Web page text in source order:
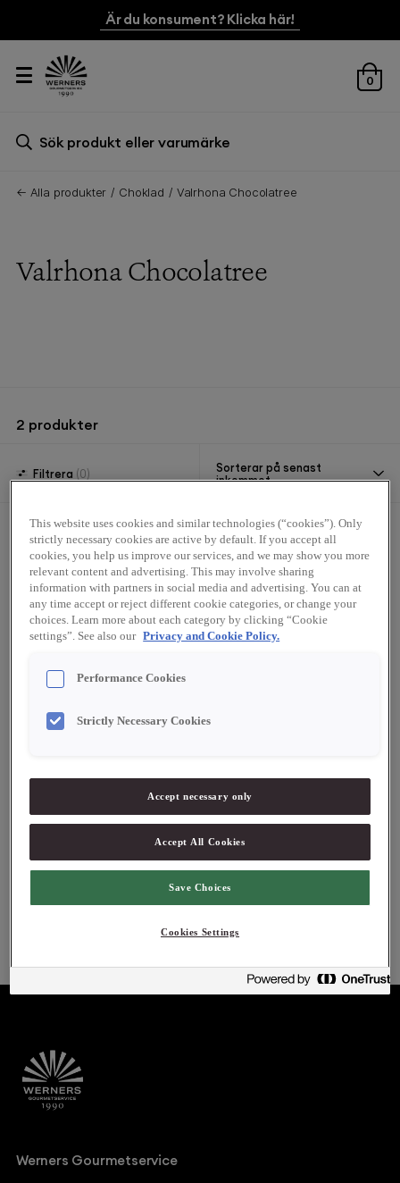
Är du konsument? Klicka här!
0
Sök
← Alla produkter Choklad Valrhona Chocolatree
Valrhona Chocolatree
2 produkter
Filtrera (0)
Sorterar på senast
inkommet
25 st
fyrkantiga 100 st
inkl.pincett
Werners Gourmetservice
This website uses cookies and similar technologies (“cookies”). Only
strictly necessary cookies are active by default. If you accept all
cookies, you help us improve our services, and we may show you more
relevant content and advertising. This may involve sharing
information with partners in social media and advertising. You can at
any time accept or reject different cookie categories, or change your
choices. Learn more about each category by clicking “Cookie
settings”. See also our Privacy and Cookie Policy.
Performance Cookies
Strictly Necessary Cookies
Accept necessary only
Accept All Cookies
Save Choices
Cookies Settings